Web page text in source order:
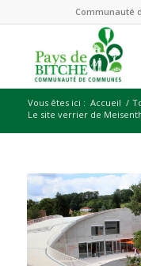
Communauté
Vous êtes ici : Accueil /
Le site verrier de